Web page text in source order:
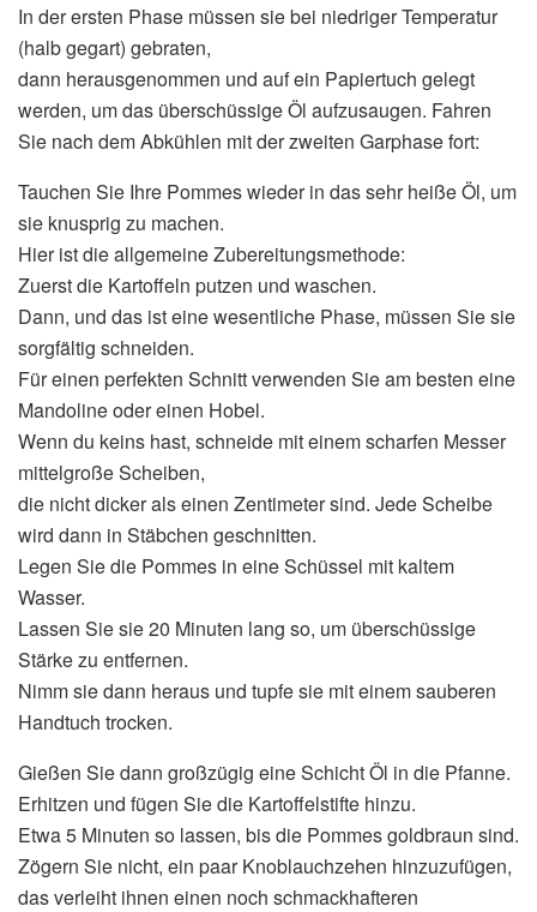
In der ersten Phase müssen sie bei niedriger Temperatur
(halb gegart) gebraten,
dann herausgenommen und auf ein Papiertuch gelegt
werden, um das überschüssige Öl aufzusaugen. Fahren
Sie nach dem Abkühlen mit der zweiten Garphase fort:
Tauchen Sie Ihre Pommes wieder in das sehr heiße Öl, um
sie knusprig zu machen.
Hier ist die allgemeine Zubereitungsmethode:
Zuerst die Kartoffeln putzen und waschen.
Dann, und das ist eine wesentliche Phase, müssen Sie sie
sorgfältig schneiden.
Für einen perfekten Schnitt verwenden Sie am besten eine
Mandoline oder einen Hobel.
Wenn du keins hast, schneide mit einem scharfen Messer
mittelgroße Scheiben,
die nicht dicker als einen Zentimeter sind. Jede Scheibe
wird dann in Stäbchen geschnitten.
Legen Sie die Pommes in eine Schüssel mit kaltem
Wasser.
Lassen Sie sie 20 Minuten lang so, um überschüssige
Stärke zu entfernen.
Nimm sie dann heraus und tupfe sie mit einem sauberen
Handtuch trocken.
Gießen Sie dann großzügig eine Schicht Öl in die Pfanne.
Erhitzen und fügen Sie die Kartoffelstifte hinzu.
Etwa 5 Minuten so lassen, bis die Pommes goldbraun sind.
Zögern Sie nicht, ein paar Knoblauchzehen hinzuzufügen,
das verleiht ihnen einen noch schmackhafteren